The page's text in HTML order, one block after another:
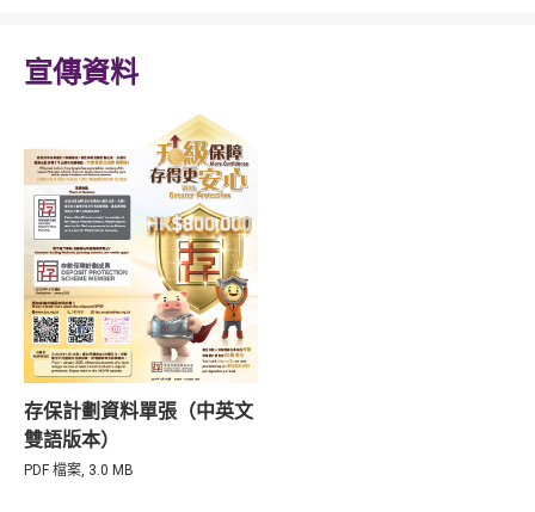
宣傳資料
存保計劃資料單張（中英文
雙語版本）
PDF 檔案, 3.0 MB